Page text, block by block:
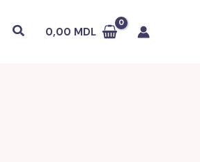
Поиск0,00 MDL